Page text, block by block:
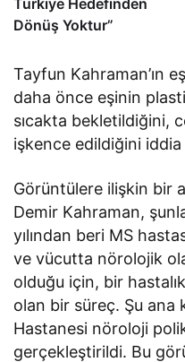
Dönüş Yoktur”
Tayfun Kahraman’ın
daha önce eşinin
sıcakta bekletildiğini,
işkence edildiğini
Görüntülere ilişkin bir
Demir Kahraman,
yılından beri MS
ve vücutta nörolojik
olduğu için, bir
olan bir süreç. Şu ana
Hastanesi nöroloji
gerçekleştirildi. Bu